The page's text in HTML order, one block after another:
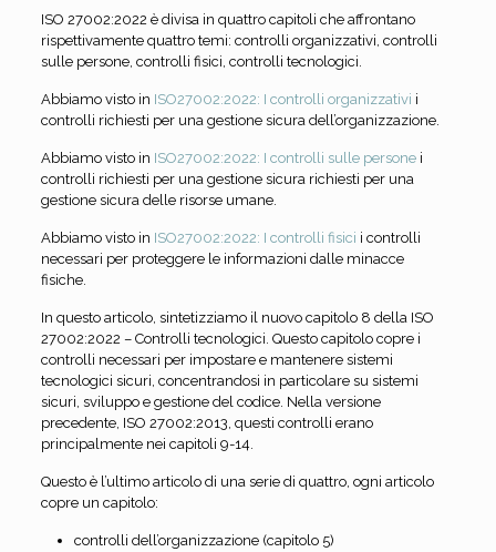
ISO 27002:2022 è divisa in quattro capitoli che affrontano
rispettivamente quattro temi: controlli organizzativi, controlli
sulle persone, controlli fisici, controlli tecnologici.
Abbiamo visto in ISO27002:2022: I controlli organizzativi i
controlli richiesti per una gestione sicura dell’organizzazione.
Abbiamo visto in ISO27002:2022: I controlli sulle personei
controlli richiesti per una gestione sicura richiesti per una
gestione sicura delle risorse umane.
Abbiamo visto in ISO27002:2022: I controlli fisici i controlli
necessari per proteggere le informazioni dalle minacce
fisiche.
In questo articolo, sintetizziamo il nuovo capitolo 8 della ISO
27002:2022 – Controlli tecnologici. Questo capitolo copre i
controlli necessari per impostare e mantenere sistemi
tecnologici sicuri, concentrandosi in particolare su sistemi
sicuri, sviluppo e gestione del codice. Nella versione
precedente, ISO 27002:2013, questi controlli erano
principalmente nei capitoli 9-14.
Questo è l’ultimo articolo di una serie di quattro, ogni articolo
copre un capitolo:
controlli dell’organizzazione (capitolo 5)